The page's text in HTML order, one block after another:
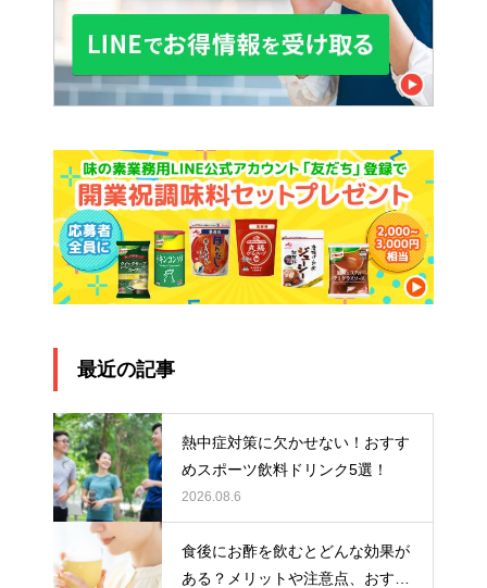
最近の記事
熱中症対策に欠かせない！おすす
めスポーツ飲料ドリンク5選！
2026.08.6
食後にお酢を飲むとどんな効果が
ある？メリットや注意点、おすす